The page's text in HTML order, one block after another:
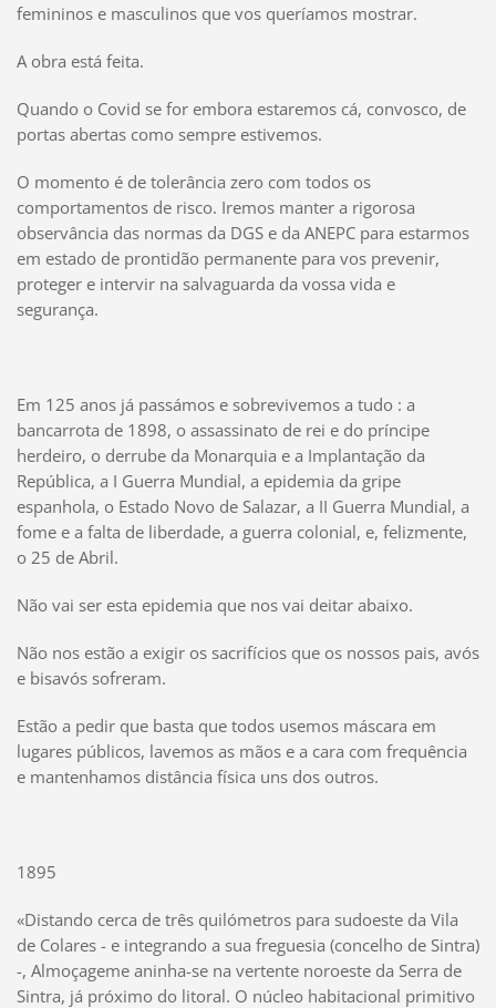
femininos e masculinos que vos queríamos mostrar.
A obra está feita.
Quando o Covid se for embora estaremos cá, convosco, de
portas abertas como sempre estivemos.
O momento é de tolerância zero com todos os
comportamentos de risco. Iremos manter a rigorosa
observância das normas da DGS e da ANEPC para estarmos
em estado de prontidão permanente para vos prevenir,
proteger e intervir na salvaguarda da vossa vida e
segurança.
Em 125 anos já passámos e sobrevivemos a tudo : a
bancarrota de 1898, o assassinato de rei e do príncipe
herdeiro, o derrube da Monarquia e a Implantação da
República, a I Guerra Mundial, a epidemia da gripe
espanhola, o Estado Novo de Salazar, a II Guerra Mundial, a
fome e a falta de liberdade, a guerra colonial, e, felizmente,
o 25 de Abril.
Não vai ser esta epidemia que nos vai deitar abaixo.
Não nos estão a exigir os sacrifícios que os nossos pais, avós
e bisavós sofreram.
Estão a pedir que basta que todos usemos máscara em
lugares públicos, lavemos as mãos e a cara com frequência
e mantenhamos distância física uns dos outros.
1895
«Distando cerca de três quilómetros para sudoeste da Vila
de Colares - e integrando a sua freguesia (concelho de Sintra)
-, Almoçageme aninha-se na vertente noroeste da Serra de
Sintra, já próximo do litoral. O núcleo habitacional primitivo